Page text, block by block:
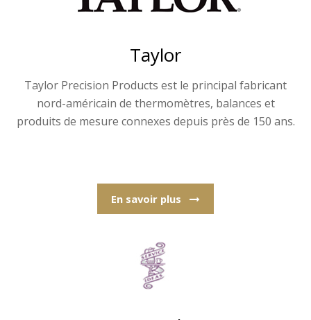
Taylor
Taylor Precision Products est le principal fabricant
nord-américain de thermomètres, balances et
produits de mesure connexes depuis près de 150 ans.
En savoir plus